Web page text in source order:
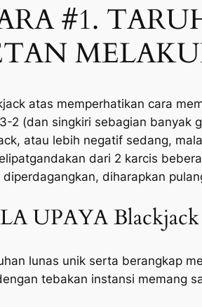
#1.
atas memperhatikan cara
2 (dan singkiri sebagian banyak
atau lebih negatif sedang,
dari 2 karcis
diperdagangkan, diharapkan
UPAYA Blackjack
lunas unik serta berangkap
tebakan instansi memang